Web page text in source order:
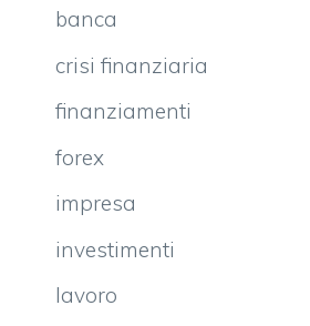
banca
crisi finanziaria
finanziamenti
forex
impresa
investimenti
lavoro